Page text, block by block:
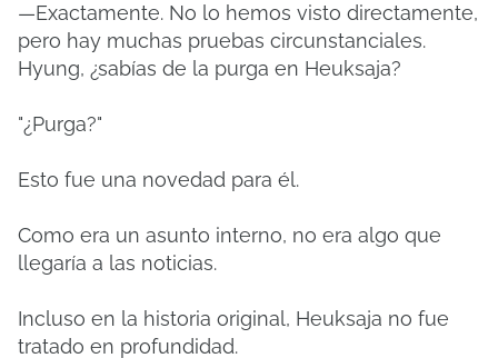
—Exactamente. No lo hemos visto directamente,
pero hay muchas pruebas circunstanciales.
Hyung, ¿sabías de la purga en Heuksaja?
"¿Purga?"
Esto fue una novedad para él.
Como era un asunto interno, no era algo que
llegaría a las noticias.
Incluso en la historia original, Heuksaja no fue
tratado en profundidad.